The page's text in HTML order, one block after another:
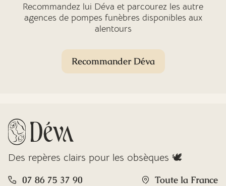
Recommandez lui Déva et parcourez les autre
agences de pompes funèbres disponibles aux
alentours
Recommander Déva
Des repères clairs pour les obsèques 🕊️
07 86 75 37 90 Toute la France